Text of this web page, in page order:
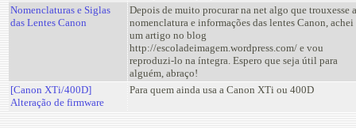
Nomenclaturas e Siglas
das Lentes Canon
Depois de muito procurar na net algo que trouxesse a
nomenclatura e informações das lentes Canon, achei
um artigo no blog
http://escoladeimagem.wordpress.com/ e vou
reproduzi-lo na íntegra. Espero que seja útil para
alguém, abraço!
[Canon XTi/400D]
Alteração de firmware
Para quem ainda usa a Canon XTi ou 400D